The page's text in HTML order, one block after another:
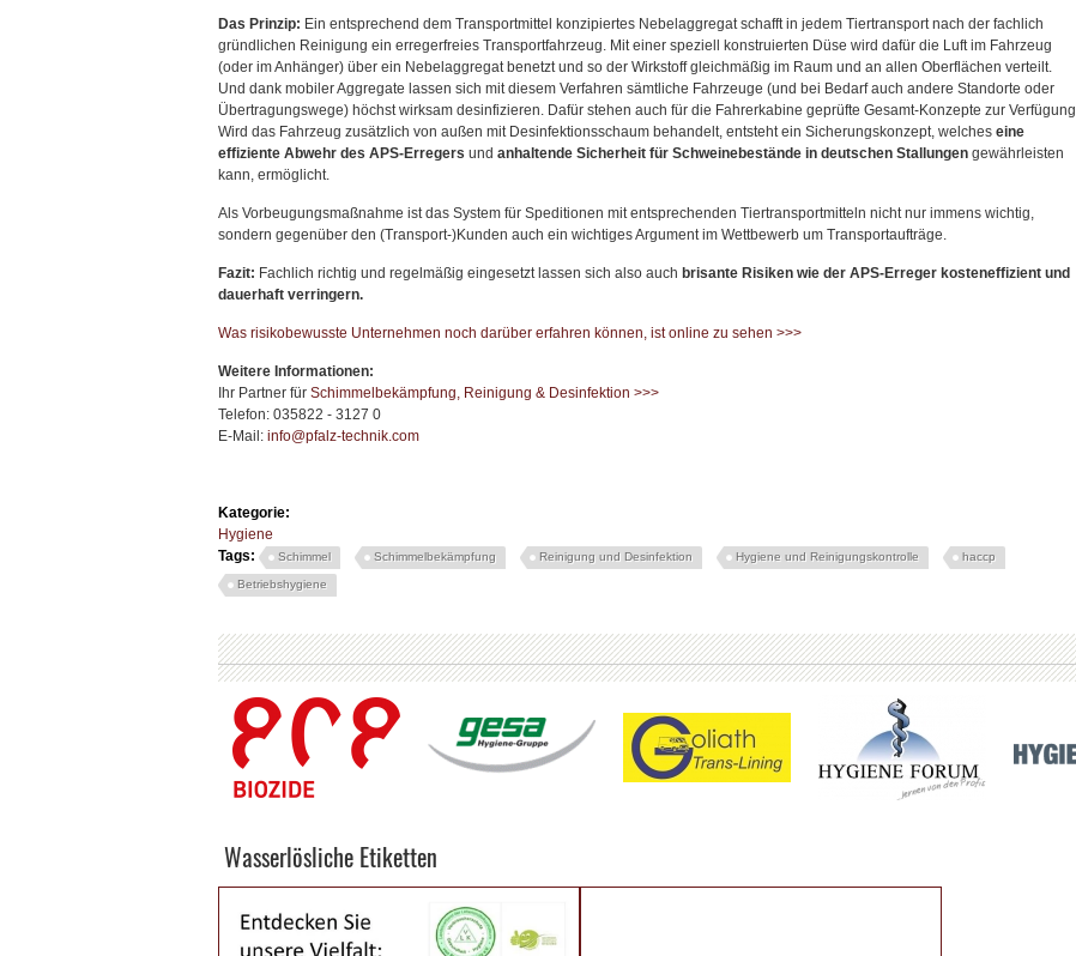
Das Prinzip: Ein entsprechend dem Transportmittel konzipiertes Nebelaggregat schafft in jedem Tiertransport nach der fachlich
gründlichen Reinigung ein erregerfreies Transportfahrzeug. Mit einer speziell konstruierten Düse wird dafür die Luft im Fahrzeug
(oder im Anhänger) über ein Nebelaggregat benetzt und so der Wirkstoff gleichmäßig im Raum und an allen Oberflächen verteilt.
Und dank mobiler Aggregate lassen sich mit diesem Verfahren sämtliche Fahrzeuge (und bei Bedarf auch andere Standorte oder
Übertragungswege) höchst wirksam desinfizieren. Dafür stehen auch für die Fahrerkabine geprüfte Gesamt-Konzepte zur Verfügung.
Wird das Fahrzeug zusätzlich von außen mit Desinfektionsschaum behandelt, entsteht ein Sicherungskonzept, welches eine
effiziente Abwehr des APS-Erregers und anhaltende Sicherheit für Schweinebestände in deutschen Stallungen gewährleisten
kann, ermöglicht.
Als Vorbeugungsmaßnahme ist das System für Speditionen mit entsprechenden Tiertransportmitteln nicht nur immens wichtig,
sondern gegenüber den (Transport-)Kunden auch ein wichtiges Argument im Wettbewerb um Transportaufträge.
Fazit: Fachlich richtig und regelmäßig eingesetzt lassen sich also auch brisante Risiken wie der APS-Erreger kosteneffizient und
dauerhaft verringern.
Was risikobewusste Unternehmen noch darüber erfahren können, ist online zu sehen >>>
Weitere Informationen:
Ihr Partner für Schimmelbekämpfung, Reinigung & Desinfektion >>>
Telefon: 035822 - 3127 0
E-Mail: info@pfalz-technik.com
Kategorie:
Hygiene
Tags:
Schimmel Schimmelbekämpfung Reinigung und Desinfektion Hygiene und Reinigungskontrolle haccp
Betriebshygiene
Wasserlösliche Etiketten